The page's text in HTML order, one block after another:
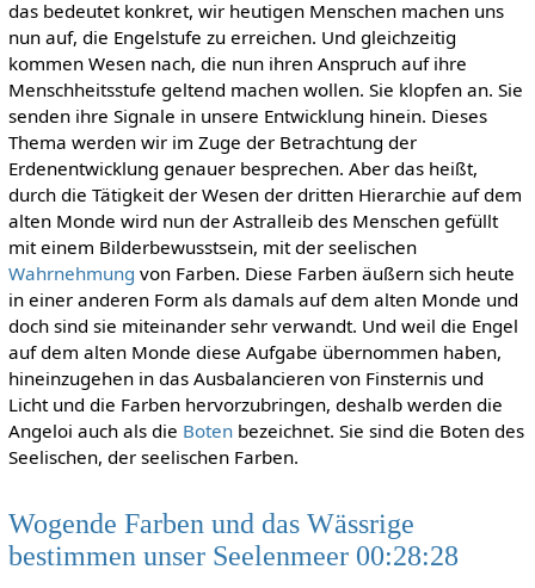
das bedeutet konkret, wir heutigen Menschen machen uns
nun auf, die Engelstufe zu erreichen. Und gleichzeitig
kommen Wesen nach, die nun ihren Anspruch auf ihre
Menschheitsstufe geltend machen wollen. Sie klopfen an. Sie
senden ihre Signale in unsere Entwicklung hinein. Dieses
Thema werden wir im Zuge der Betrachtung der
Erdenentwicklung genauer besprechen. Aber das heißt,
durch die Tätigkeit der Wesen der dritten Hierarchie auf dem
alten Monde wird nun der Astralleib des Menschen gefüllt
mit einem Bilderbewusstsein, mit der seelischen
Wahrnehmung von Farben. Diese Farben äußern sich heute
in einer anderen Form als damals auf dem alten Monde und
doch sind sie miteinander sehr verwandt. Und weil die Engel
auf dem alten Monde diese Aufgabe übernommen haben,
hineinzugehen in das Ausbalancieren von Finsternis und
Licht und die Farben hervorzubringen, deshalb werden die
Angeloi auch als die Botenbezeichnet. Sie sind die Boten des
Seelischen, der seelischen Farben.
Wogende Farben und das Wässrige
bestimmen unser Seelenmeer 00:28:28